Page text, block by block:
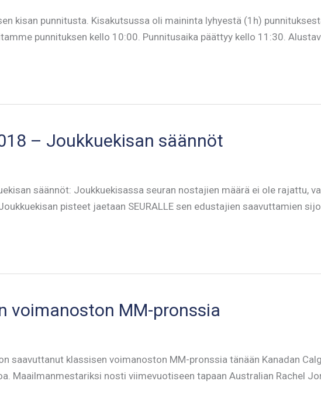
kisan punnitusta. Kisakutsussa oli maininta lyhyestä (1h)
punnituksen kello 10:00. Punnitusaika päättyy kello 11:30.
– Joukkuekisan säännöt
säännöt: Joukkuekisassa seuran nostajien määrä ei ole rajattu,
pisteet jaetaan SEURALLE sen edustajien saavuttamien
voimanoston MM-pronssia
saavuttanut klassisen voimanoston MM-pronssia tänään Kanadan
Maailmanmestariksi nosti viimevuotiseen tapaan Australian Rachel